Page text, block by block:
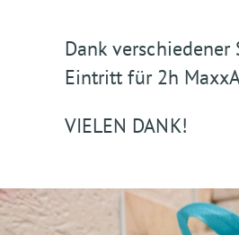
Dank
Eintritt für 2h
VIELEN DANK!